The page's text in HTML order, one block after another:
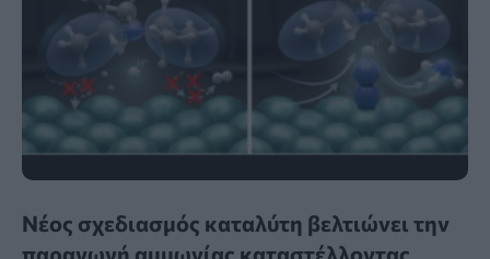
Νέος σχεδιασμός καταλύτη βελτιώνει την